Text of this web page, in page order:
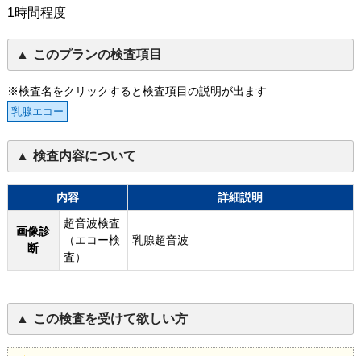
1時間程度
このプランの検査項目
※検査名をクリックすると検査項目の説明が出ます
乳腺エコー
検査内容について
内容 詳細説明
画像診
断
超音波検査
（エコー検
査）
乳腺超音波
この検査を受けて欲しい方